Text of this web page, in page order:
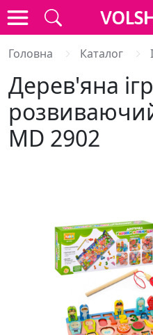
Головна Каталог
Дерев'яна
MD 2902